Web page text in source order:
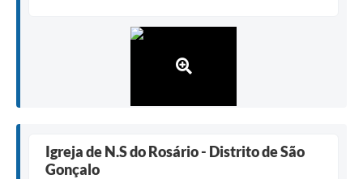
Igreja de N.S do Rosário - Distrito de São
Gonçalo